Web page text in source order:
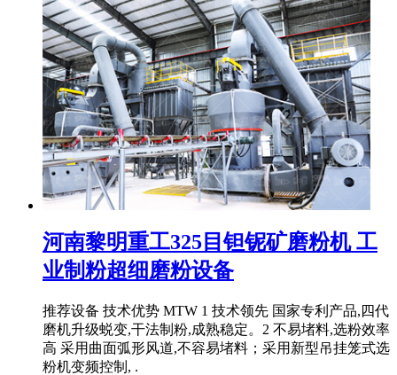
河南黎明重工325目钽铌矿磨粉机 工
业制粉超细磨粉设备
推荐设备 技术优势 MTW 1 技术领先 国家专利产品,四代
磨机升级蜕变,干法制粉,成熟稳定。2 不易堵料,选粉效率
高 采用曲面弧形风道,不容易堵料；采用新型吊挂笼式选
粉机变频控制, .